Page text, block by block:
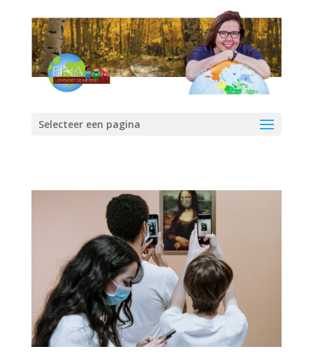
Selecteer een pagina